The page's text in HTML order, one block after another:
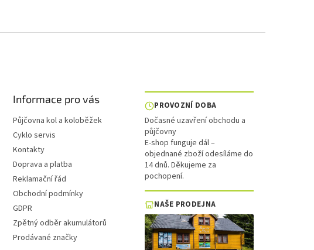
Informace pro vás
Půjčovna kol a koloběžek
Cyklo servis
Kontakty
Doprava a platba
Reklamační řád
Obchodní podmínky
GDPR
Zpětný odběr akumulátorů
Prodávané značky
PROVOZNÍ DOBA
Dočasné uzavření obchodu a
půjčovny
E-shop funguje dál –
objednané zboží odesíláme do
14 dnů. Děkujeme za
pochopení.
NAŠE PRODEJNA